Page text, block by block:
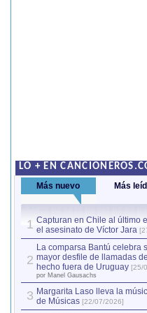
LO + EN
Más nuevo Más
1 Capturan en Chile al último
el asesinato de Víctor Jara
2
La comparsa Bantú celebra
mayor desfile de llamadas
hecho fuera de Uruguay [25/
por Manel Gausachs
3 Margarita Laso lleva la
de Músicas [22/07/2026]